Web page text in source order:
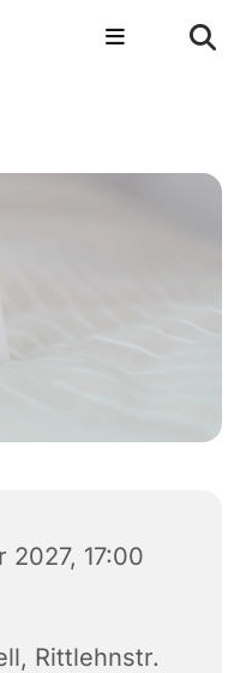
2027, 17:00
Rittlehnstr.